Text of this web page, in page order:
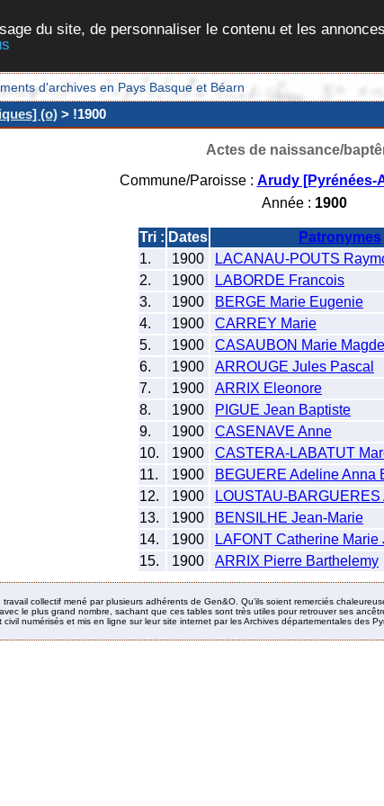
du site, de personnaliser le contenu et les
d'archives en Pays Basque et Béarn
(o) > !1900
Actes de naissance/
Commune/Paroisse : Arudy [Pyrénées-
Année : 1900
Tri : Dates
Patronymes
1.
1900
LACANAU-POUTS
2.
1900
LABORDE Francois
3.
1900
BERGE Marie Eugenie
4.
1900
CARREY Marie
5.
1900
CASAUBON Marie
6.
1900
ARROUGE Jules Pascal
7.
1900
ARRIX Eleonore
8.
1900
PIGUE Jean Baptiste
9.
1900
CASENAVE Anne
10.
1900
CASTERA-LABATUT
11.
1900
BEGUERE Adeline Anna
12.
1900
LOUSTAU-
13.
1900
BENSILHE Jean-Marie
14.
1900
LAFONT Catherine Marie
15.
1900 ARRIX Pierre Barthelemy
collectif mené par plusieurs adhérents de Gen&O. Qu’ils soient remerciés
le plus grand nombre, sachant que ces tables sont très utiles pour retrouver ses
civil numérisés et mis en ligne sur leur site internet par les Archives départementales des